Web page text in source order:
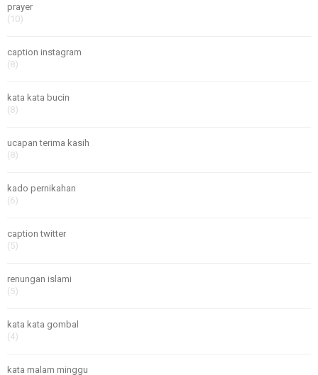
prayer
(10)
caption instagram
(8)
kata kata bucin
(8)
ucapan terima kasih
(8)
kado pernikahan
(6)
caption twitter
(5)
renungan islami
(5)
kata kata gombal
(4)
kata malam minggu